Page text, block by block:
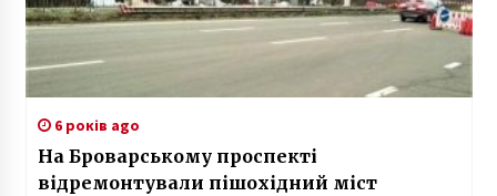
6 років ago
На Броварському проспекті
відремонтували пішохідний міст